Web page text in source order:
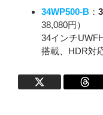
34WP500-B ：
38,080円）
34インチ
搭載、HDR対